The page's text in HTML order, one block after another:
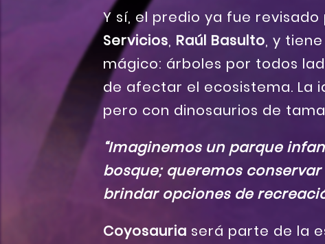
Y sí, el predio ya fue revisado
Servicios, Raúl Basulto, y
mágico: árboles por todos
de afectar el ecosistema. La
pero con dinosaurios de
“Imaginemos un parque
bosque; queremos
brindar opciones de
Coyosauria será parte de la